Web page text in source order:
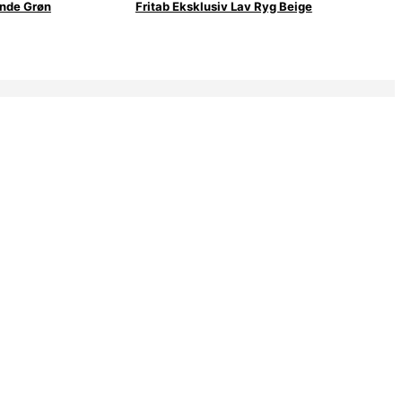
Grøn Fritab Eksklusiv Lav Ryg Beige